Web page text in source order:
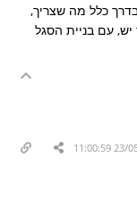
כלל מה שצריך,
יש, עם בניית הסגל